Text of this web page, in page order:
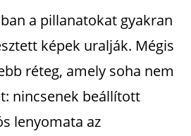
a pillanatokat gyakran
képek uralják. Mégis
réteg, amely soha nem
nincsenek beállított
lenyomata az